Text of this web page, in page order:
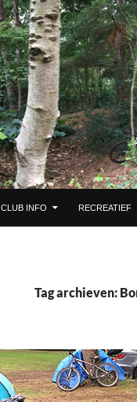
CLUB INFO RECREATIEF
Tag archieven: